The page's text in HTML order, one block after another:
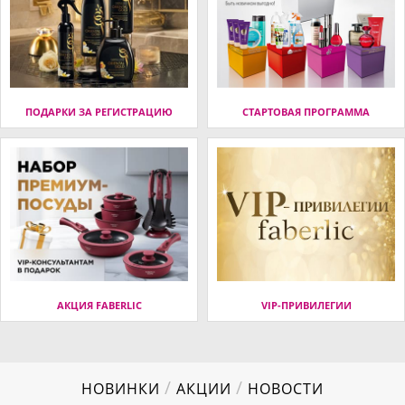
ПОДАРКИ ЗА РЕГИСТРАЦИЮ СТАРТОВАЯ ПРОГРАММА
АКЦИЯ FABERLIC VIP-ПРИВИЛЕГИИ
НОВИНКИ / АКЦИИ / НОВОСТИ